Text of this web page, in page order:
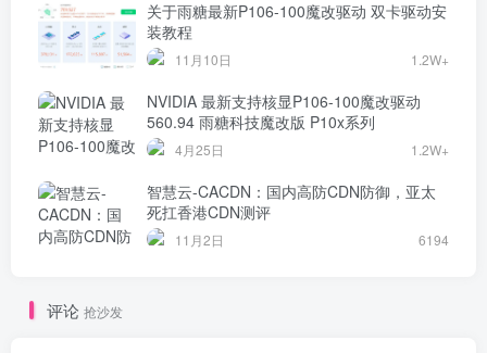
关于雨糖最新P106-100魔改驱动 双卡驱动安
装教程
11月10日 1.2W+
NVIDIA 最新支持核显P106-100魔改驱动
560.94 雨糖科技魔改版 P10x系列
4月25日 1.2W+
智慧云-CACDN：国内高防CDN防御，亚太
死扛香港CDN测评
11月2日 6194
评论 抢沙发